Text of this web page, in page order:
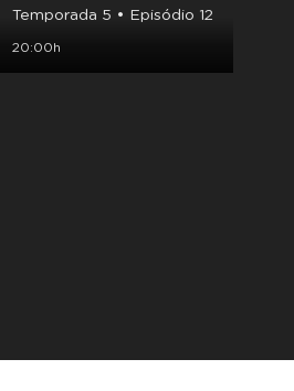
Temporada 5 • Episódio 12
20:00h